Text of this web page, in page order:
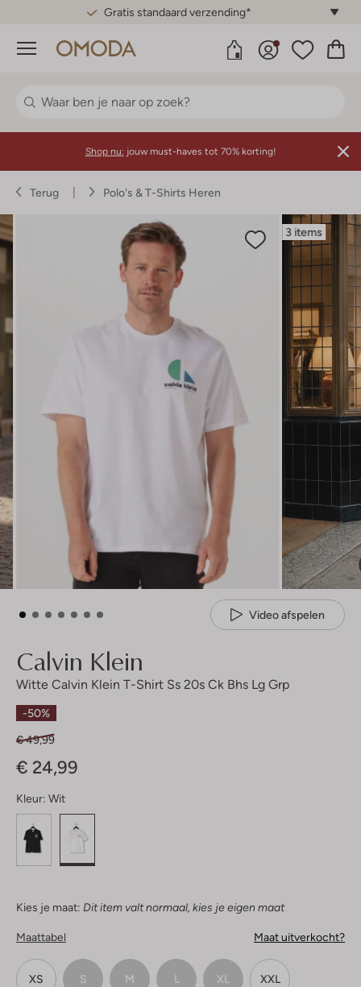
Gratis standaard verzending*
Menu
Shop nu: jouw must-haves tot 70% korting!
Terug Polo's & T-Shirts Heren
3 items
Video afspelen
Calvin Klein
Witte Calvin Klein T-Shirt Ss 20s Ck Bhs Lg Grp
-50%
€ 49,99
€ 24,99
Kleur: Wit
Kies je maat: Dit item valt normaal, kies je eigen maat
Maattabel Maat uitverkocht?
XS S M L XL XXL